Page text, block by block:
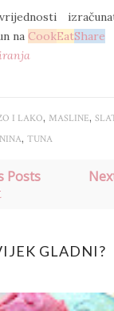
na CookEatShare
I LAKO, MASLINE,
, TUNA
Posts
GLADNI?